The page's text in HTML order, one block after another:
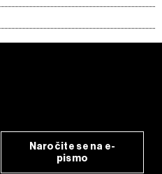
Naročite se na e-
pismo